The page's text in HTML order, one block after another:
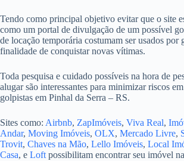
Tendo como principal objetivo evitar que o site
como um portal de divulgação de um possível
de locação temporária costumam ser usados por
finalidade de conquistar novas vítimas.
Toda pesquisa e cuidado possíveis na hora de
alugar são interessantes para minimizar riscos
golpistas em Pinhal da Serra – RS.
Sites como: Airbnb, ZapImóveis, Viva Real,
Andar, Moving Imóveis, OLX, Mercado Livre,
Trovit, Chaves na Mão, Lello Imóveis, Local
Casa, e Loft possibilitam encontrar seu imóvel